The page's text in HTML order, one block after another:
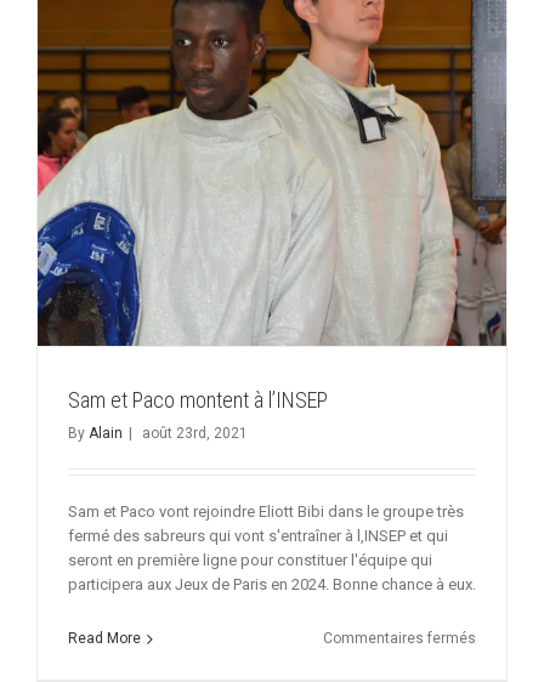
Sam et Paco montent à l’INSEP
By Alain août 23rd, 2021
Sam et Paco vont rejoindre Eliott Bibi dans le groupe très
fermé des sabreurs qui vont s'entraîner à l,INSEP et qui
seront en première ligne pour constituer l'équipe qui
participera aux Jeux de Paris en 2024. Bonne chance à eux.
Read More Commentaires fermés